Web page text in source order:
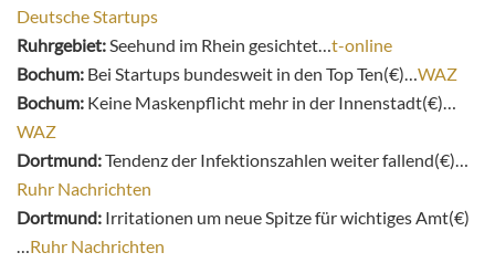
Deutsche Startups
Ruhrgebiet:Seehund im Rhein gesichtet…t-online
Bochum: Bei Startups bundesweit in den Top Ten(€)…WAZ
Bochum: Keine Maskenpflicht mehr in der Innenstadt(€)…
WAZ
Dortmund:Tendenz der Infektionszahlen weiter fallend(€)…
Ruhr Nachrichten
Dortmund: Irritationen um neue Spitze für wichtiges Amt(€)
…Ruhr Nachrichten